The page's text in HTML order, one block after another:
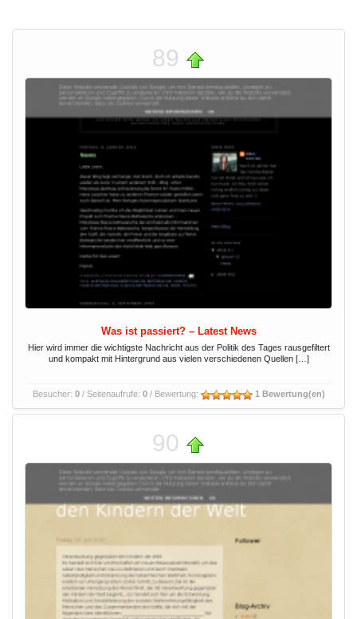
89
Was ist passiert? – Latest News
Hier wird immer die wichtigste Nachricht aus der Politik des Tages rausgefiltert
und kompakt mit Hintergrund aus vielen verschiedenen Quellen […]
Besucher: 0/ Seitenaufrufe: 0/ Bewertung: 1 Bewertung(en)
90